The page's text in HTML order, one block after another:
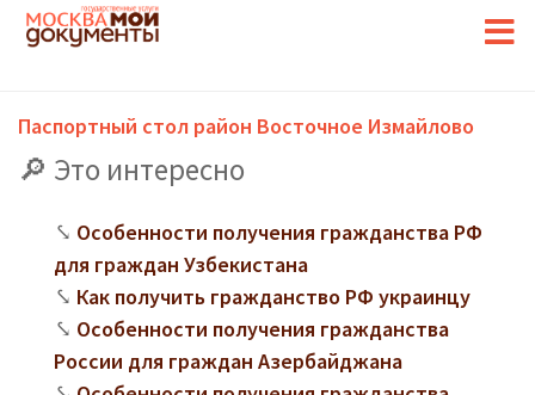
Паспортный стол район Восточное Измайлово
Это интересно
Особенности получения гражданства РФ
для граждан Узбекистана
Как получить гражданство РФ украинцу
Особенности получения гражданства
России для граждан Азербайджана